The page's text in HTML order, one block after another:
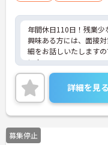
年間休日110日！残業
興味ある方には、面接
細をお話しいたします
い！
詳細を見る
募集停止